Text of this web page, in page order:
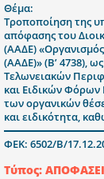
Θέμα:
Τροποποίηση της
απόφασης του
(ΑΑΔΕ)
(ΑΑΔΕ)» (Β’ 4738),
Τελωνειακών
και Ειδικών Φόρων
των οργανικών
και ειδικότητα,
ΦΕΚ: 6502/Β/
Τύπος: